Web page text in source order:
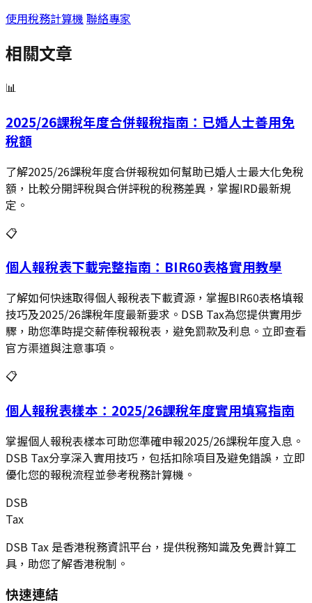
使用稅務計算機 聯絡專家
相關文章
📊
2025/26課稅年度合併報稅指南：已婚人士善用免
稅額
了解2025/26課稅年度合併報稅如何幫助已婚人士最大化免稅
額，比較分開評稅與合併評稅的稅務差異，掌握IRD最新規
定。
📋
個人報稅表下載完整指南：BIR60表格實用教學
了解如何快速取得個人報稅表下載資源，掌握BIR60表格填報
技巧及2025/26課稅年度最新要求。DSB Tax為您提供實用步
驟，助您準時提交薪俸稅報稅表，避免罰款及利息。立即查看
官方渠道與注意事項。
📋
個人報稅表樣本：2025/26課稅年度實用填寫指南
掌握個人報稅表樣本可助您準確申報2025/26課稅年度入息。
DSB Tax分享深入實用技巧，包括扣除項目及避免錯誤，立即
優化您的報稅流程並參考稅務計算機。
DSB
Tax
DSB Tax 是香港稅務資訊平台，提供稅務知識及免費計算工
具，助您了解香港稅制。
快速連結